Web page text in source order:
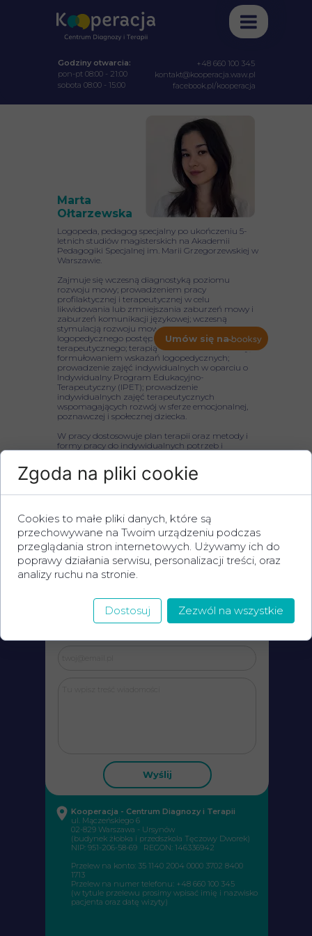
Umów się na
+48 660 100 345
kontakt@kooperacja.waw.pl
facebook.pl/kooperacja
Godziny otwarcia:
pon-pt 08:00 - 21:00
sobota 08:00 - 15:00
Logopeda, pedagog specjalny po ukończeniu 5-
letnich studiów magisterskich na Akademii
Pedagogiki Specjalnej im. Marii Grzegorzewskiej w
Warszawie.
Zajmuje się wczesną diagnostyką poziomu
rozwoju mowy; prowadzeniem pracy
profilaktycznej i terapeutycznej w celu
likwidowania lub zmniejszania zaburzeń mowy i
zaburzeń komunikacji językowej; wczesną
stymulacją rozwoju mowy; ustalaniem
logopedycznego postępowania korekcyjno-
terapeutycznego; terapią wad i zaburzeń mowy;
formułowaniem wskazań logopedycznych;
prowadzenie zajęć indywidualnych w oparciu o
Indywidualny Program Edukacyjno-
Terapeutyczny (IPET); prowadzenie
indywidualnych zajęć terapeutycznych
wspomagających rozwój w sferze emocjonalnej,
poznawczej i społecznej dziecka.
W pracy dostosowuje plan terapii oraz metody i
formy pracy do indywidualnych potrzeb i
Marta
Ołtarzewska
zadzwoń:
+48 660 100 345
lub napisz e-mail:
Wyślij
Kooperacja - Centrum Diagnozy i Terapii
ul. Mączeńskiego 6
02-829 Warszawa - Ursynów
(budynek żłobka i przedszkola Tęczowy Dworek)
NIP: 951-206-58-69 REGON: 146336942
Przelew na konto: 35 1140 2004 0000 3702 8400
1713
Przelew na numer telefonu: +48 660 100 345
(w tytule przelewu prosimy wpisać imię i nazwisko
pacjenta oraz datę wizyty)
Zgoda na pliki cookie
Cookies to małe pliki danych, które są
przechowywane na Twoim urządzeniu podczas
przeglądania stron internetowych. Używamy ich do
poprawy działania serwisu, personalizacji treści, oraz
analizy ruchu na stronie.
Dostosuj Zezwól na wszystkie